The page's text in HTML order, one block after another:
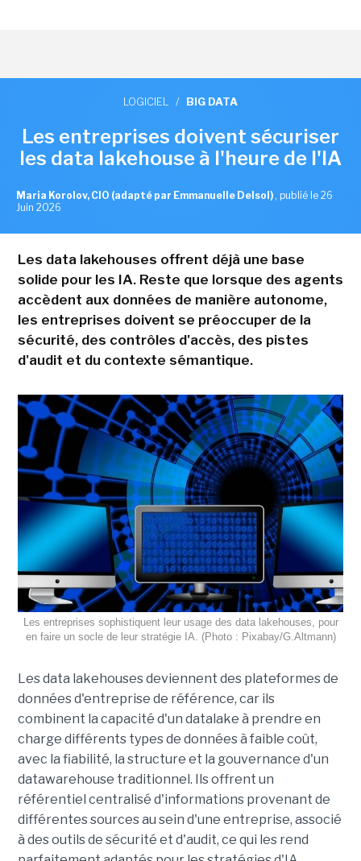
LOGICIEL / BIG DATA
Les entreprises doivent sécuriser
les data lakehouse à l'heure de l'IA
Maria Korolov, CIO (adapté par Emmanuelle Delsol) , publié le 26
Juin 2026
Les data lakehouses offrent déjà une base
solide pour les IA. Reste que lorsque des agents
accèdent aux données de manière autonome,
les entreprises doivent se préoccuper de la
sécurité, des contrôles d'accès, des pistes
d'audit et du contexte sémantique.
Les entreprises sophistiquent leur usage des data lakehouses, pour
en faire un socle de leur stratégie IA. (Photo : Pixabay/G.Altmann)
Les data lakehouses deviennent des plateformes de
données d'entreprise de référence, car ils
combinent la capacité d'un datalake à prendre en
charge différents types de données à faible coût,
avec la fiabilité, la structure et la gouvernance d'un
datawarehouse traditionnel. Ils offrent un
référentiel centralisé d'informations provenant de
différentes sources au sein d'une entreprise, associé
à des outils de sécurité et d'audit, ce qui les rend